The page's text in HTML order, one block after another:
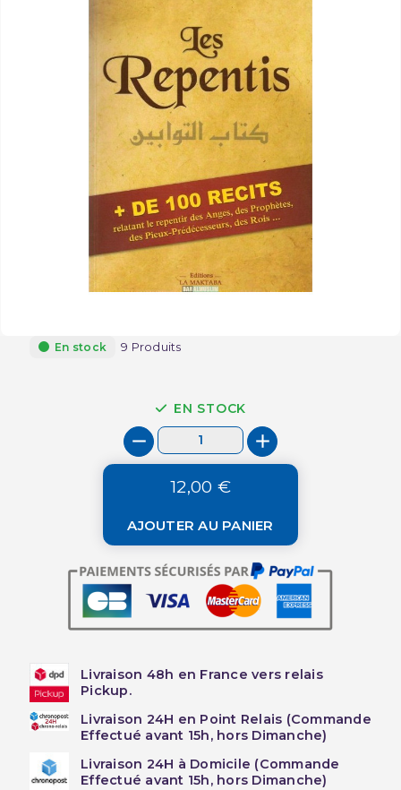
En stock 9 Produits
EN STOCK
12,00 €
AJOUTER AU PANIER
Livraison 48h en France vers relais
Pickup.
Livraison 24H en Point Relais (Commande
Effectué avant 15h, hors Dimanche)
Livraison 24H à Domicile (Commande
Effectué avant 15h, hors Dimanche)